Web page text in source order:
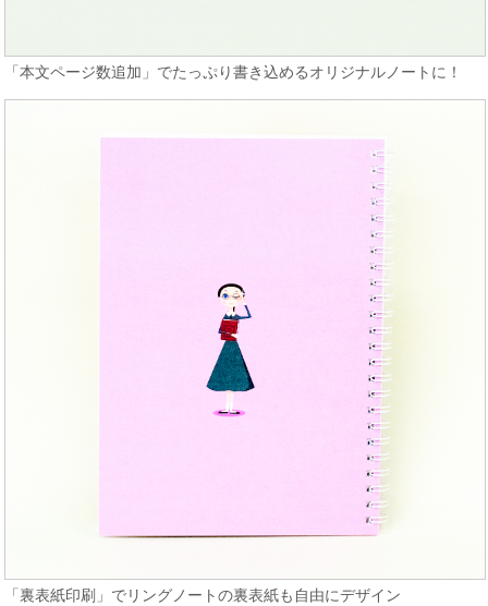
「本文ページ数追加」でたっぷり書き込めるオリジナルノートに！
「裏表紙印刷」でリングノートの裏表紙も自由にデザイン